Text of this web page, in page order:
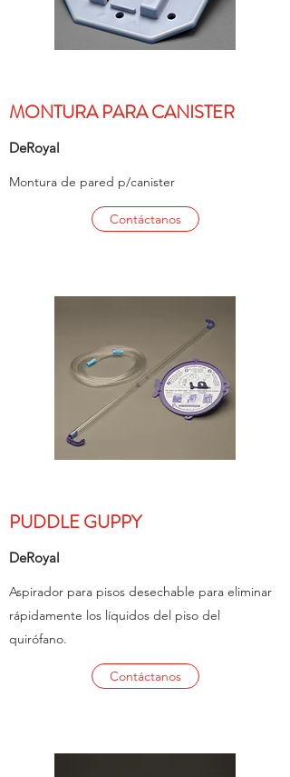
MONTURA PARA CANISTER
DeRoyal
Montura de pared p/canister
Contáctanos
PUDDLE GUPPY
DeRoyal
Aspirador para pisos desechable para eliminar
rápidamente los líquidos del piso del
quirófano.
Contáctanos